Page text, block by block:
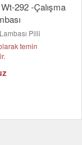
292 -Çalışma
Pilli
temin